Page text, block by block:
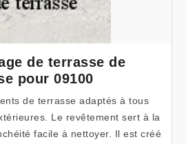
de terrasse de
pour 09100
de terrasse adaptés à tous
Le revêtement sert à la
facile à nettoyer. Il est créé